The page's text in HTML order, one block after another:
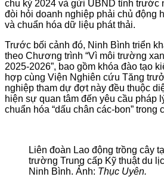
chu kỳ 2024 và gửi UBND tỉnh trước
đòi hỏi doanh nghiệp phải chủ động
và chuẩn hóa dữ liệu phát thải.
Trước bối cảnh đó, Ninh Bình triển
theo Chương trình “Vì môi trường
2025-2026”, bao gồm khóa đào tạo
hợp cùng Viện Nghiên cứu Tăng
nghiệp tham dự đợt này đều thuộc
hiện sự quan tâm đến yêu cầu pháp
chuẩn hóa “dấu chân các-bon” trong
Liên đoàn Lao động trồng cây
trường Trung cấp Kỹ thuật du
Ninh Bình. Ảnh: Thục Uyên.